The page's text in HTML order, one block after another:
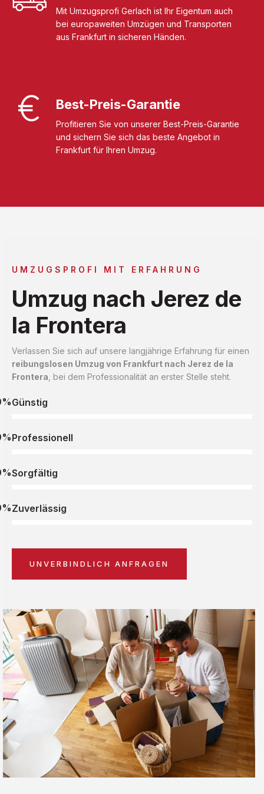
Mit Umzugsprofi Gerlach ist Ihr Eigentum auch
bei europaweiten Umzügen und Transporten
aus Frankfurt in sicheren Händen.
Best-Preis-Garantie
Profitieren Sie von unserer Best-Preis-Garantie
und sichern Sie sich das beste Angebot in
Frankfurt für Ihren Umzug.
UMZUGSPROFI MIT ERFAHRUNG
Umzug nach Jerez de
la Frontera
Verlassen Sie sich auf unsere langjährige Erfahrung für einen
reibungslosen Umzug von Frankfurt nach Jerez de la
Frontera , bei dem Professionalität an erster Stelle steht.
Günstig
Professionell
Sorgfältig
Zuverlässig
UNVERBINDLICH ANFRAGEN